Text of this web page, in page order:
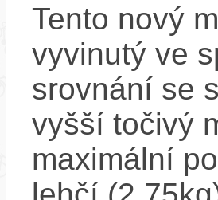
Tento nový
vyvinutý ve
srovnání se
vyšší točivý
maximální